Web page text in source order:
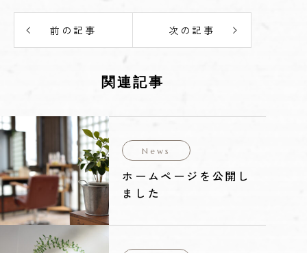
前の記事 次の記事
関連記事
News
ホームページを公開し
ました